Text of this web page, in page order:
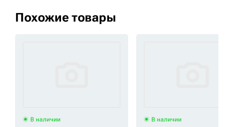
Похожие товары
В наличии
В наличии